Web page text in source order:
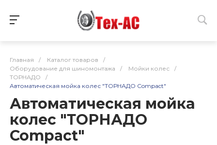
Главная / Каталог товаров
/
Оборудование для шиномонтажа
/ Мойки колес
/
ТОРНАДО
/
Автоматическая мойка колес "ТОРНАДО Compact"
Автоматическая мойка
колес "ТОРНАДО
Compact"